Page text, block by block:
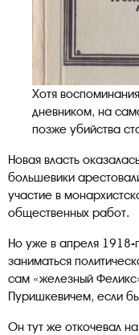
Хотя
дневником, на
позже убийства
Новая власть
большевики
участие в
общественных работ.
Но уже в апреля 1918-
заниматься
сам «железный
Пуришкевичем, если
Он тут же откочевал